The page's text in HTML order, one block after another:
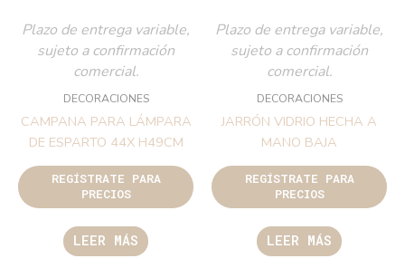
Plazo de entrega variable,
sujeto a confirmación
comercial.
DECORACIONES
CAMPANA PARA LÁMPARA
DE ESPARTO 44X H49CM
REGÍSTRATE PARA
PRECIOS
LEER MÁS
Plazo de entrega variable,
sujeto a confirmación
comercial.
DECORACIONES
JARRÓN VIDRIO HECHA A
MANO BAJA
REGÍSTRATE PARA
PRECIOS
LEER MÁS